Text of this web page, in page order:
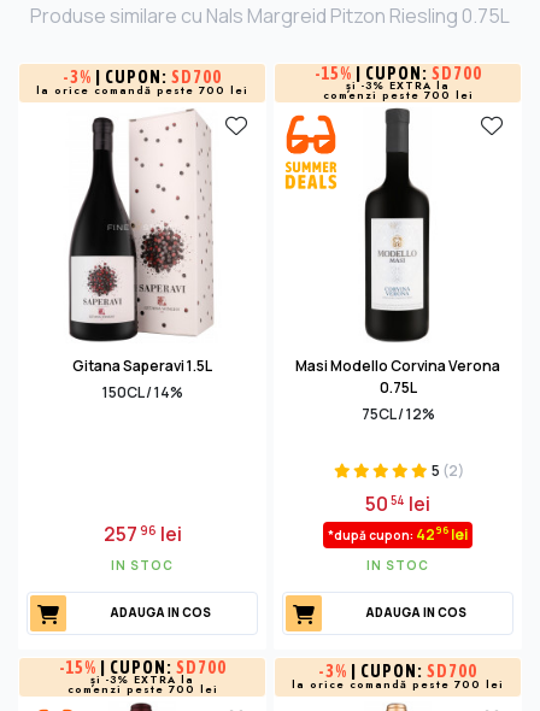
Produse similare cu Nals Margreid Pitzon Riesling 0.75L
-3% | CUPON: SD700
la orice comandă peste 700 lei
Gitana Saperavi 1.5L
150CL / 14%
25796 lei
IN STOC
ADAUGA IN COS
-15% | CUPON: SD700
și -3% EXTRA la
comenzi peste 700 lei
Masi Modello Corvina Verona
0.75L
75CL / 12%
5 (2)
5054 lei
*după cupon: 4296 lei
IN STOC
ADAUGA IN COS
-15% | CUPON: SD700
și -3% EXTRA la
comenzi peste 700 lei
-3% | CUPON: SD700
la orice comandă peste 700 lei